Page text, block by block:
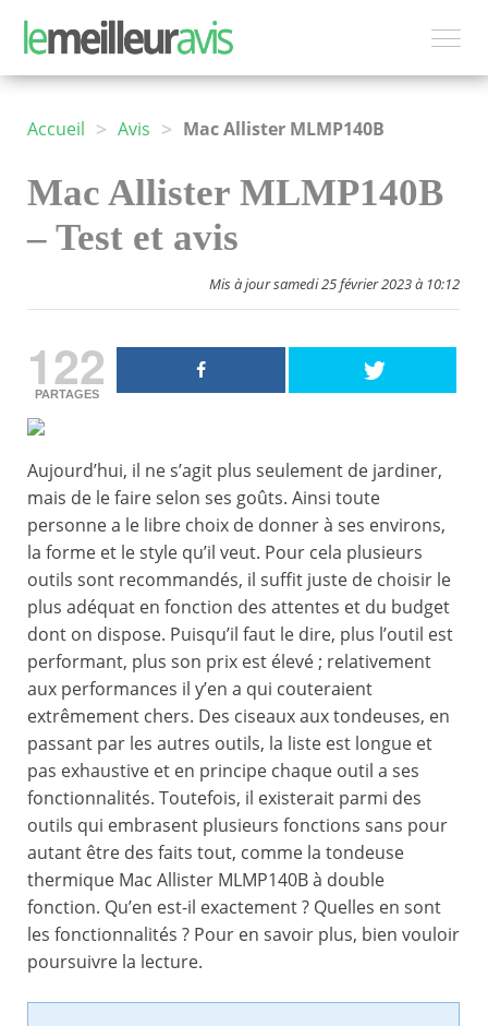
Accueil > Avis > Mac Allister MLMP140B
Mac Allister MLMP140B
– Test et avis
Mis à jour samedi 25 février 2023 à 10:12
122
PARTAGES
Aujourd’hui, il ne s’agit plus seulement de jardiner,
mais de le faire selon ses goûts. Ainsi toute
personne a le libre choix de donner à ses environs,
la forme et le style qu’il veut. Pour cela plusieurs
outils sont recommandés, il suffit juste de choisir le
plus adéquat en fonction des attentes et du budget
dont on dispose. Puisqu’il faut le dire, plus l’outil est
performant, plus son prix est élevé ; relativement
aux performances il y’en a qui couteraient
extrêmement chers. Des ciseaux aux tondeuses, en
passant par les autres outils, la liste est longue et
pas exhaustive et en principe chaque outil a ses
fonctionnalités. Toutefois, il existerait parmi des
outils qui embrasent plusieurs fonctions sans pour
autant être des faits tout, comme la tondeuse
thermique Mac Allister MLMP140B à double
fonction. Qu’en est-il exactement ? Quelles en sont
les fonctionnalités ? Pour en savoir plus, bien vouloir
poursuivre la lecture.